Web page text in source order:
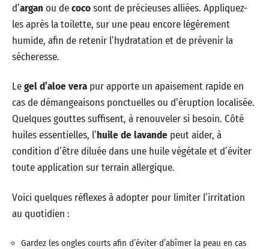
d’argan ou decocosont de précieuses alliées. Appliquez-
les après la toilette, sur une peau encore légèrement
humide, afin de retenir l’hydratation et de prévenir la
sécheresse.
Legel d’aloe vera pur apporte un apaisement rapide en
cas de démangeaisons ponctuelles ou d’éruption localisée.
Quelques gouttes suffisent, à renouveler si besoin. Côté
huiles essentielles, l’huile de lavande peut aider, à
condition d’être diluée dans une huile végétale et d’éviter
toute application sur terrain allergique.
Voici quelques réflexes à adopter pour limiter l’irritation
au quotidien :
Gardez les ongles courts afin d’éviter d’abîmer la peau en cas